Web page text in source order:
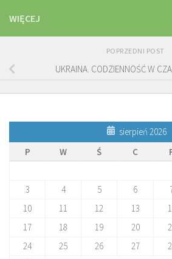
WIĘCEJ
POPRZEDNI POST
UKRAINA. CODZIENNOŚĆ W
sierpień 2026
P
W Ś C
3
4 5 6
10
11 12 13
17
18 19 20
24
25 26 27